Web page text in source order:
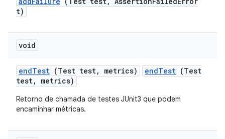
t)
void
endTest (Test test, metrics) endTest (Test
test, metrics)
Retorno de chamada de testes JUnit3 que podem
encaminhar métricas.